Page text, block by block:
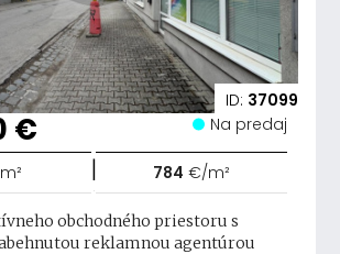
ID: 37099
€ Na predaj
m² | 784 €/m²
obchodného priestoru s
reklamnou agentúrou